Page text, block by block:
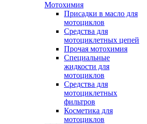
Мотохимия
Присадки в масло для
мотоциклов
Средства для
мотоциклетных цепей
Прочая мотохимия
Специальные
жидкости для
мотоциклов
Средства для
мотоциклетных
фильтров
Косметика для
мотоциклов